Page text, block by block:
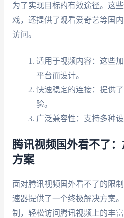
为了实现目标的有效途径。这
戏，还提供了观看爱奇艺等国
访问。
适用于视频内容：这些
平台而设计。
快速稳定的连接：提供
验。
广泛兼容性：支持多种设
腾讯视频国外看不了
方案
面对腾讯视频国外看不了的限
速器提供了一个终极解决方案
制，轻松访问腾讯视频上的丰富